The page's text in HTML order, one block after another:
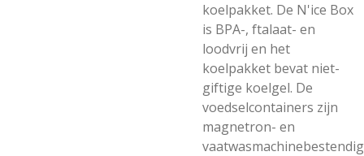
koelpakket. De N'ice Box
is BPA-, ftalaat- en
loodvrij en het
koelpakket bevat niet-
giftige koelgel. De
voedselcontainers zijn
magnetron- en
vaatwasmachinebestendig